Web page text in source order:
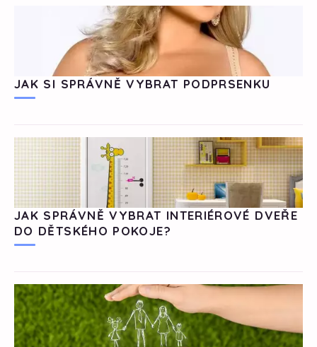
JAK SI SPRÁVNĚ VYBRAT PODPRSENKU
JAK SPRÁVNĚ VYBRAT INTERIÉROVÉ DVEŘE
DO DĚTSKÉHO POKOJE?